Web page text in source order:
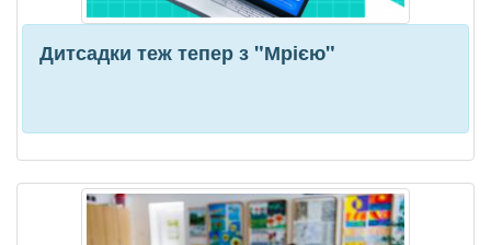
Дитсадки теж тепер з "Мрією"